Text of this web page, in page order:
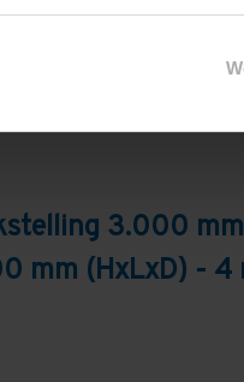
3.000
mm (HxLxD) - 4